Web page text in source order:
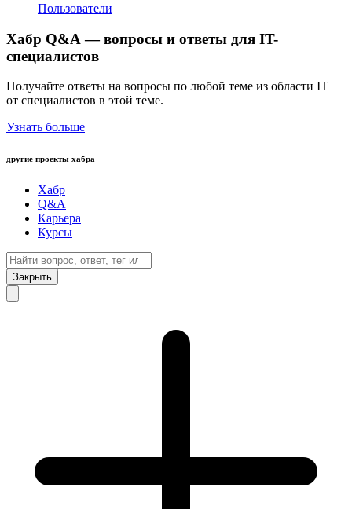
Пользователи
Хабр Q&A — вопросы и ответы для IT-
специалистов
Получайте ответы на вопросы по любой теме из области IT
от специалистов в этой теме.
Узнать больше
другие проекты хабра
Хабр
Q&A
Карьера
Курсы
Закрыть